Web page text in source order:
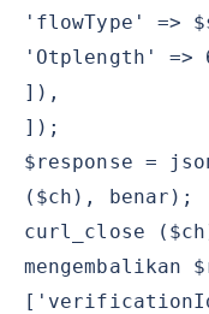
'flowType' =>
'Otplength' =>
]),
]);
$response =
($ch), benar);
curl_close